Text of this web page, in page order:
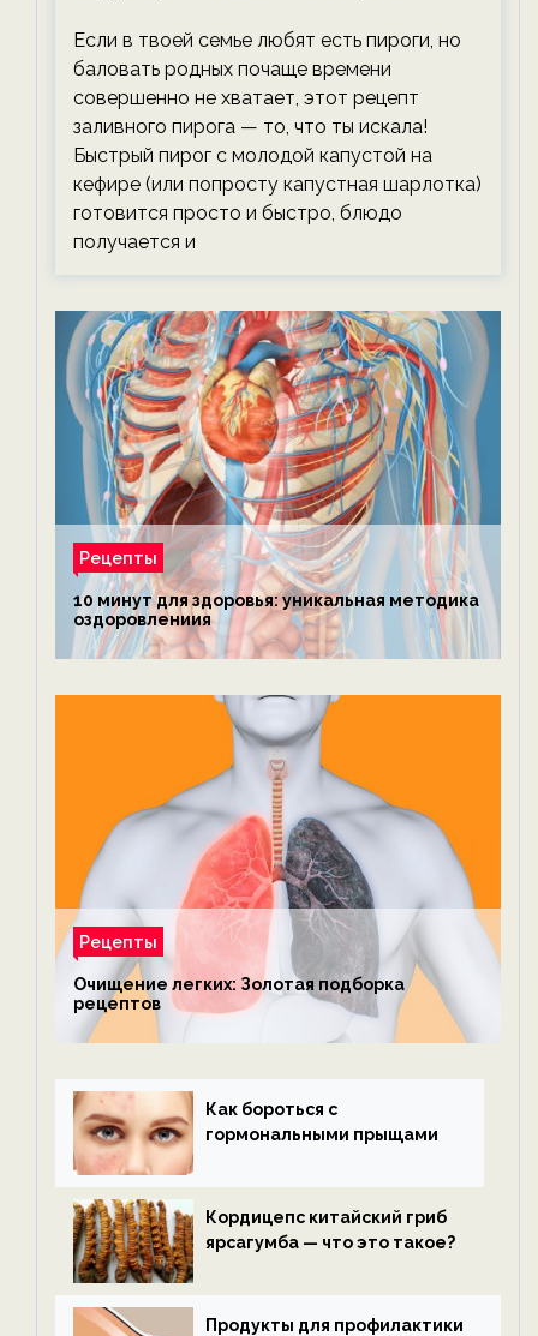
Если в твоей семье любят есть пироги, но
баловать родных почаще времени
совершенно не хватает, этот рецепт
заливного пирога — то, что ты искала!
Быстрый пирог с молодой капустой на
кефире (или попросту капустная шарлотка)
готовится просто и быстро, блюдо
получается и
Рецепты
10 минут для здоровья: уникальная методика
оздоровлениия
Рецепты
Очищение легких: Золотая подборка
рецептов
Как бороться с
гормональными прыщами
Кордицепс китайский гриб
ярсагумба — что это такое?
Продукты для профилактики